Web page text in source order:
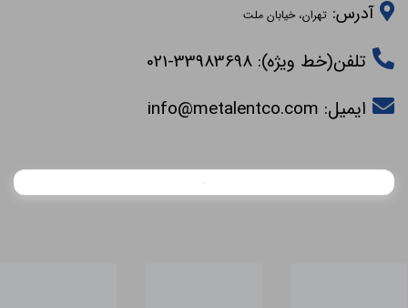
آدرس:تهران، خیابان ملت
تلفن(خط ویژه): 33983698-021
ایمیل:info@metalentco.com